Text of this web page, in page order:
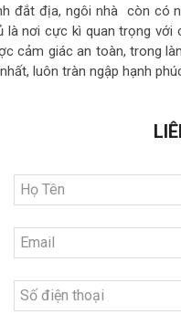
đắt địa, ngôi nhà còn có
là nơi cực kì quan trọng với
cảm giác an toàn, trong
luôn tràn ngập hạnh